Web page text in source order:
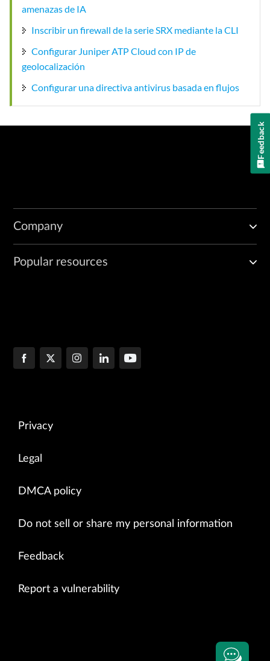
amenazas de IA
Inscribir un firewall de la serie SRX mediante la CLI
Configurar Juniper ATP Cloud con IP de
geolocalización
Configurar una directiva antivirus basada en flujos
Company
Popular resources
Privacy
Legal
DMCA policy
Do not sell or share my personal information
Feedback
Report a vulnerability
Feedback